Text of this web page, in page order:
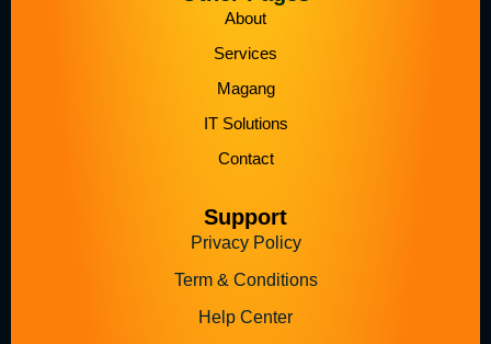
About
Services
Magang
IT Solutions
Contact
Support
Privacy Policy
Term & Conditions
Help Center